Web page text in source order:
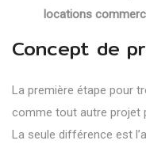
locations
Concept de
La première étape pour
comme tout autre projet
La seule différence est